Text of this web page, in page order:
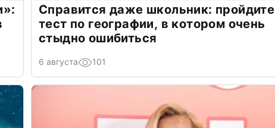
Справится даже школьник: пройдите
тест по географии, в котором очень
стыдно ошибиться
6 августа 101